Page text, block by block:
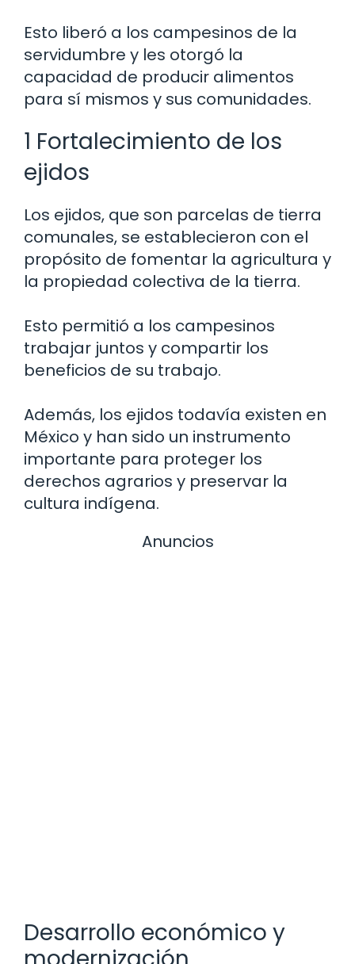
Esto liberó a los campesinos de la
servidumbre y les otorgó la
capacidad de producir alimentos
para sí mismos y sus comunidades.
1 Fortalecimiento de los
ejidos
Los ejidos, que son parcelas de tierra
comunales, se establecieron con el
propósito de fomentar la agricultura y
la propiedad colectiva de la tierra.
Esto permitió a los campesinos
trabajar juntos y compartir los
beneficios de su trabajo.
Además, los ejidos todavía existen en
México y han sido un instrumento
importante para proteger los
derechos agrarios y preservar la
cultura indígena.
Anuncios
Desarrollo económico y